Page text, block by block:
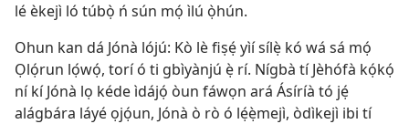
lé èkejì ló túbọ̀ ń sún mọ́ ìlú ọ̀hún.
Ohun kan dá Jónà lójú: Kò lè fiṣẹ́ yìí sílẹ̀ kó wá sá mọ́
Ọlọ́run lọ́wọ́, torí ó ti gbìyànjú ẹ̀ rí. Nígbà tí Jèhófà kọ́kọ́
ní kí Jónà lọ kéde ìdájọ́ òun fáwọn ará Ásíríà tó jẹ́
alágbára láyé ọjọ́un, Jónà ò rò ó lẹ́ẹ̀mejì, òdìkejì ibi tí